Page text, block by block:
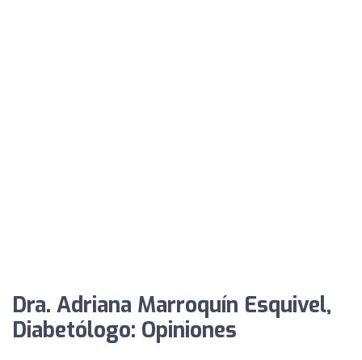
Dra. Adriana Marroquín Esquivel,
Diabetólogo: Opiniones